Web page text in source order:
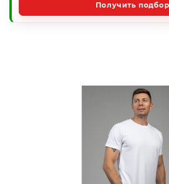
Получить подбор